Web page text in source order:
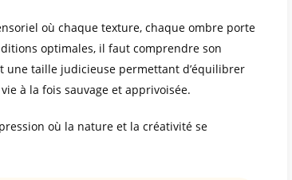
où chaque texture, chaque ombre porte
optimales, il faut comprendre son
une taille judicieuse permettant d’équilibrer
à la fois sauvage et apprivoisée.
où la nature et la créativité se